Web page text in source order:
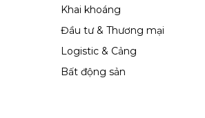
Khai khoáng
Đầu tư & Thương mại
Logistic & Cảng
Bất động sản